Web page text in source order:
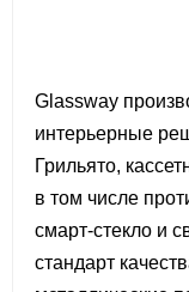
Glassway
интерьерные
Грильято,
в том числе
смарт-стекло и
стандарт